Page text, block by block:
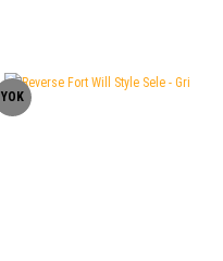
YOK